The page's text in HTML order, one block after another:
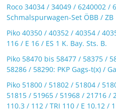
Roco 34034 / 34049 / 6240002 /
Schmalspurwagen-Set ÖBB / ZB
Piko 40350 / 40352 / 40354 /
116 / E 16 / ES 1 K. Bay. Sts. B.
Piko 58470 bis 58477 / 58375 /
58286 / 58290: PKP Gags-t(x) /
Piko 51800 / 51802 / 51804 /
51815 / 51965 / 51968 / 21716 /
110.3 / 112 / TRI 110 / E 10.12 /